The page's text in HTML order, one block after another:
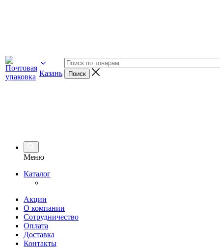
Казань
Меню
Каталог
Акции
О компании
Сотрудничество
Оплата
Доставка
Контакты